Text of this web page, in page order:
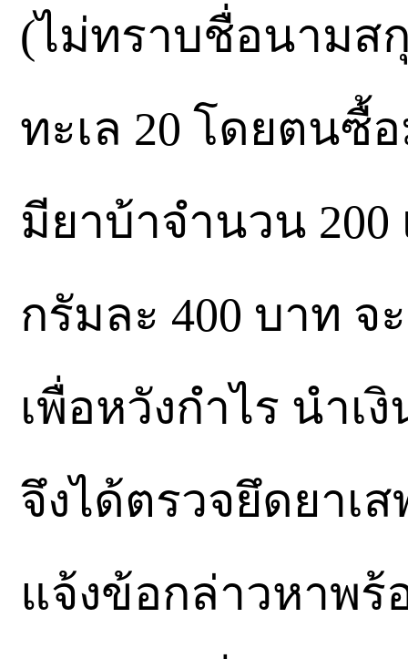
(ไม่ทราบชื่อนามส
ทะเล 20 โดยตนซื้
มียาบ้าจำนวน
กรัมละ 400 บาท
เพื่อหวังกำไร นำเ
จึงได้ตรวจยึดยาเ
แจ้งข้อกล่าวหาพ